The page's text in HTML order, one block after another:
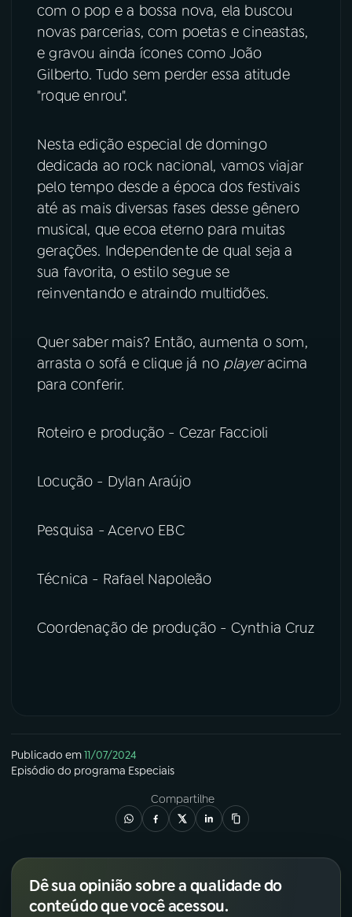
com o pop e a bossa nova, ela buscou
novas parcerias, com poetas e cineastas,
e gravou ainda ícones como João
Gilberto. Tudo sem perder essa atitude
"roque enrou".
Nesta edição especial de domingo
dedicada ao rock nacional, vamos viajar
pelo tempo desde a época dos festivais
até as mais diversas fases desse gênero
musical, que ecoa eterno para muitas
gerações. Independente de qual seja a
sua favorita, o estilo segue se
reinventando e atraindo multidões.
Quer saber mais? Então, aumenta o som,
arrasta o sofá e clique já no playeracima
para conferir.
Roteiro e produção - Cezar Faccioli
Locução - Dylan Araújo
Pesquisa - Acervo EBC
Técnica - Rafael Napoleão
Coordenação de produção - Cynthia Cruz
Publicado em11/07/2024
Episódio do programa Especiais
Compartilhe
Dê sua opinião sobre a qualidade do
conteúdo que você acessou.